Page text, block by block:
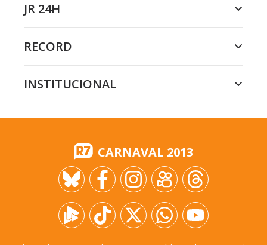
JR 24H
RECORD
INSTITUCIONAL
CARNAVAL 2013